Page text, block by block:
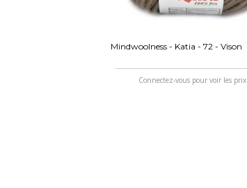
Mindwoolness - Katia - 72 - Vison
Connectez-vous pour voir les prix